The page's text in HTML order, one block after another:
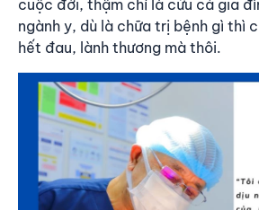
cuộc đời, thậm chí là cứu cả gia
ngành y, dù là chữa trị bệnh gì thì
hết đau, lành thương mà thôi.